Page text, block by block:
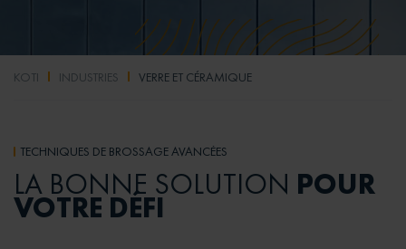
KOTI INDUSTRIES VERRE ET CÉRAMIQUE
TECHNIQUES DE BROSSAGE AVANCÉES
LA BONNE SOLUTION POUR
VOTRE DÉFI